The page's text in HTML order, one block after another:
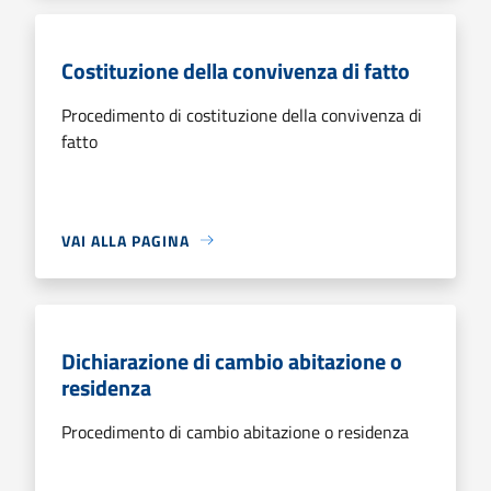
Costituzione della convivenza di fatto
Procedimento di costituzione della convivenza di
fatto
VAI ALLA PAGINA
Dichiarazione di cambio abitazione o
residenza
Procedimento di cambio abitazione o residenza